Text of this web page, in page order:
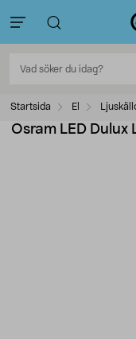
Startsida El
Osram LED Dulux